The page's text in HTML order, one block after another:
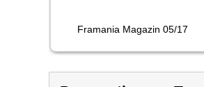
Framania Magazin 05/17